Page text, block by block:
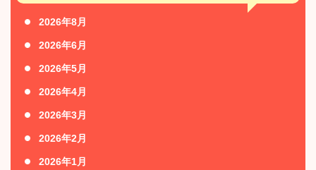
2026年8月
2026年6月
2026年5月
2026年4月
2026年3月
2026年2月
2026年1月